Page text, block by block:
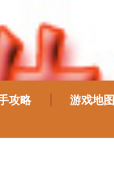
攻略 游戏地图